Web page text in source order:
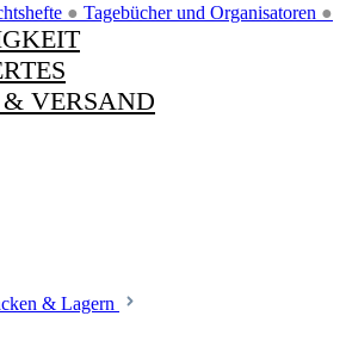
● Tagebücher und Organisatoren ●
VERSAND
& Lagern